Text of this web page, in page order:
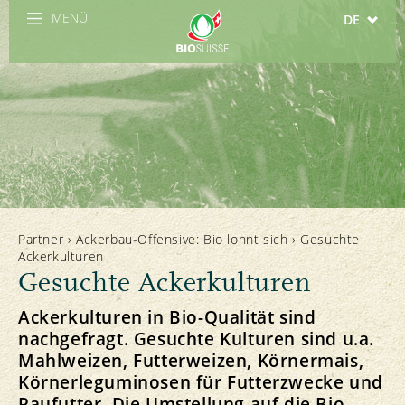
MENÜ DE
IT
EN
ES
Partner›Ackerbau-Offensive: Bio lohnt sich ›Gesuchte
Ackerkulturen
Gesuchte Ackerkulturen
Ackerkulturen in Bio-Qualität sind
nachgefragt. Gesuchte Kulturen sind u.a.
Mahlweizen, Futterweizen, Körnermais,
Körnerleguminosen für Futterzwecke und